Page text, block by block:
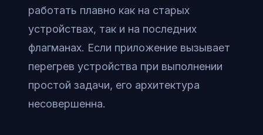
работать плавно как на старых
устройствах, так и на последних
флагманах. Если приложение вызывает
перегрев устройства при выполнении
простой задачи, его архитектура
несовершенна.